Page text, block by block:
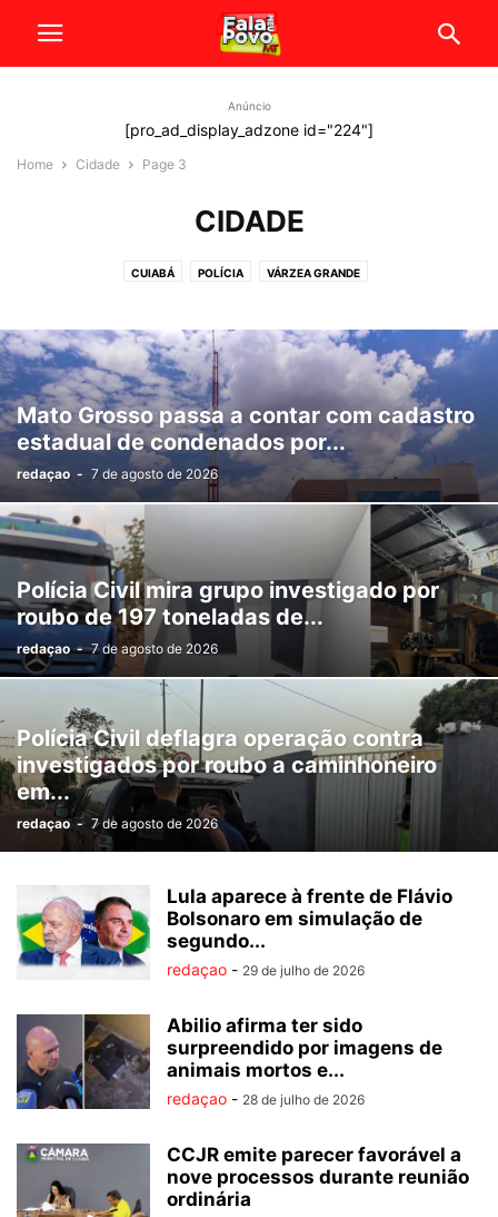
Anúncio
[pro_ad_display_adzone id="224"]
Home Cidade Page 3
CIDADE
CUIABÁ POLÍCIA VÁRZEA GRANDE
Mato Grosso passa a contar com cadastro
estadual de condenados por...
redaçao - 7 de agosto de 2026
Polícia Civil mira grupo investigado por
roubo de 197 toneladas de...
redaçao - 7 de agosto de 2026
Polícia Civil deflagra operação contra
investigados por roubo a caminhoneiro
em...
redaçao - 7 de agosto de 2026
Lula aparece à frente de Flávio
Bolsonaro em simulação de
segundo...
redaçao - 29 de julho de 2026
Abilio afirma ter sido
surpreendido por imagens de
animais mortos e...
redaçao - 28 de julho de 2026
CCJR emite parecer favorável a
nove processos durante reunião
ordinária